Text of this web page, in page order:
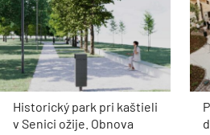
Historický park pri kaštieli
v Senici ožije. Obnova